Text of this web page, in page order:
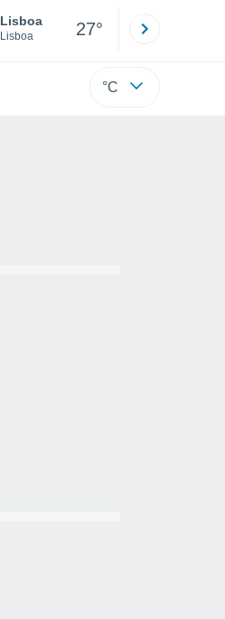
Lisboa
Lisboa 27°
°C